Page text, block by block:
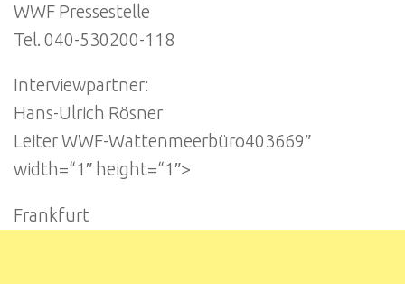
WWF Pressestelle
Tel. 040-530200-118
Interviewpartner:
Hans-Ulrich Rösner
Leiter WWF-Wattenmeerbüro403669″
width=“1″ height=“1″>
Frankfurt